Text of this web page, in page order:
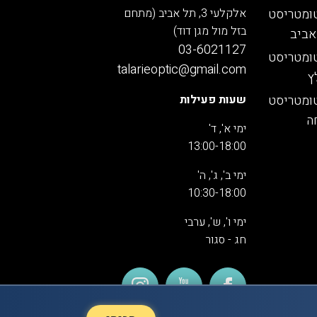
אלקלעי 3, תל אביב (מתחם
בזל מול מגן דוד)
03-6021127
talarieoptic@gmail.com
שעות פעילות
ימי א', ד'
13:00-18:00
ימי ב', ג', ה'
10:30-18:00
ימי ו', ש', ערבי
חג - סגור